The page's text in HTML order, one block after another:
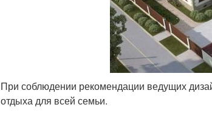
При соблюдении рекомендации ведущих
отдыха для всей семьи.